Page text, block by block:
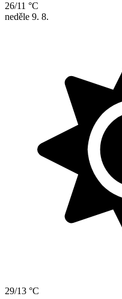
26/11 °C
neděle 9. 8.
29/13 °C